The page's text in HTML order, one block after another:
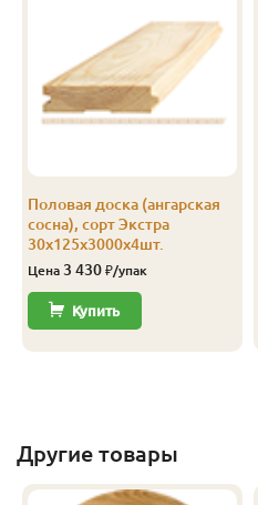
Половая доска (ангарская
сосна), сорт Экстра
30х125х3000х4шт.
Цена 3 430 ₽/упак
Купить
Другие товары